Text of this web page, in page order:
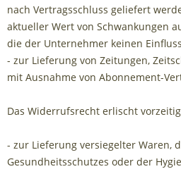
nach Vertragsschluss geliefert
aktueller Wert von Schwankungen
die der Unternehmer keinen
- zur Lieferung von Zeitungen,
mit Ausnahme von Abonnement-
Das Widerrufsrecht erlischt
- zur Lieferung versiegelter Waren,
Gesundheitsschutzes oder der